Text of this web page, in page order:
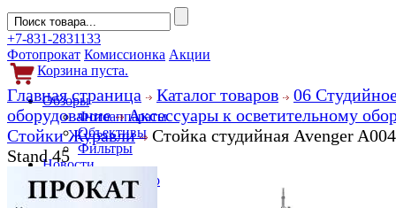
+7-831-2831133
Фотопрокат Комиссионка Акции
Корзина пуста.
Обзоры
Фотоаппараты
Объективы
Фильтры
Новости
Фото и видео
Гаджеты
Главная страница Каталог товаров
06
оборудование
Аксессуары к осветительному
Стойки Журавли
Стойка студийная Avenger
Stand 45